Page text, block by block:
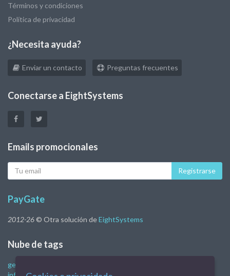
Términos y condiciones
Política de privacidad
¿Necesita ayuda?
Enviar un contacto Preguntas frecuentes
Conectarse a EightSystems
Emails promocionales
Tu
eMail
Registrarse
PayGate
2012-26 © Otra solución deEightSystems
Nube de tags
gestión financiera